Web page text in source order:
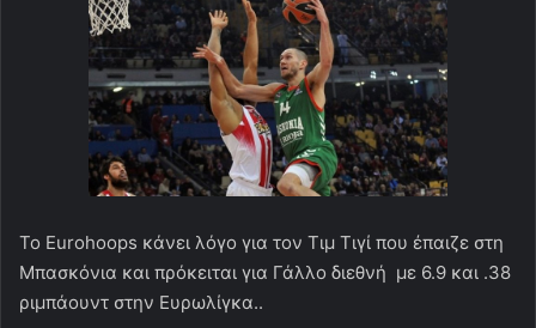
Το Eurohoops κάνει λόγο για τον Τιμ Τιγί που έπαιζε στη
Μπασκόνια και πρόκειται για Γάλλο διεθνή με 6.9 και .38
ριμπάουντ στην Ευρωλίγκα..